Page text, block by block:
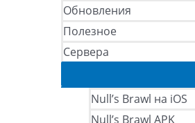
Обновления
Полезное
Сервера
Null’s Brawl на iOS
Null’s Brawl APK